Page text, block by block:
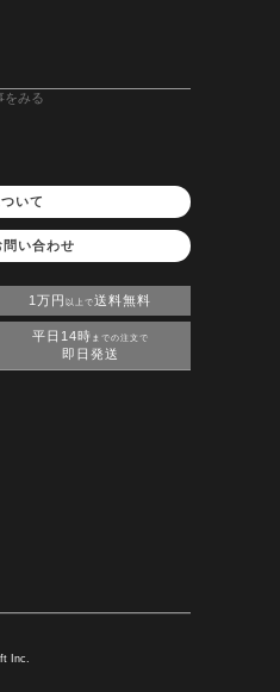
をみる
いて
い合わせ
1万円 以上で送料無料
平日14時 までの注文で
即日発送
Inc.